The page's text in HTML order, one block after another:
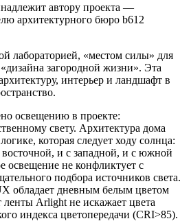
автору проекта —
архитектурного бюро b612
лабораторией, «местом силы» для
загородной жизни». Эта
интерьер и ландшафт в
освещению в проекте:
свету. Архитектура дома
которая следует ходу солнца:
восточной, и с западной, и с южной
освещение не конфликтует с
подбора источников света.
обладает дневным белым цветом
Arlight не искажает цвета
индекса цветопередачи (CRI>85).